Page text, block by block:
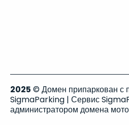
2025 © Домен припаркован с
SigmaParking | Сервис
администратором домена